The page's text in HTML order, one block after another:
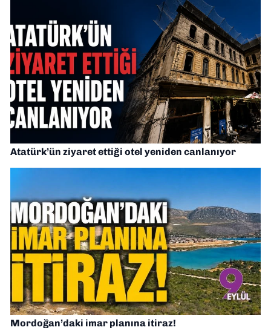
Atatürk’ün ziyaret ettiği otel yeniden canlanıyor
Mordoğan’daki imar planına itiraz!